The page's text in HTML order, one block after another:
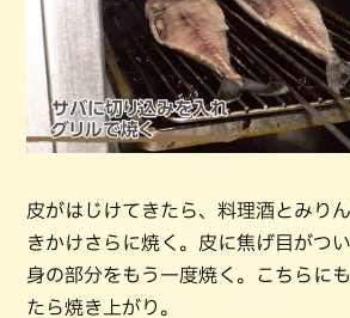
皮がはじけてきたら、料理酒とみり
きかけさらに焼く。皮に焦げ目がつ
身の部分をもう一度焼く。こちらに
たら焼き上がり。